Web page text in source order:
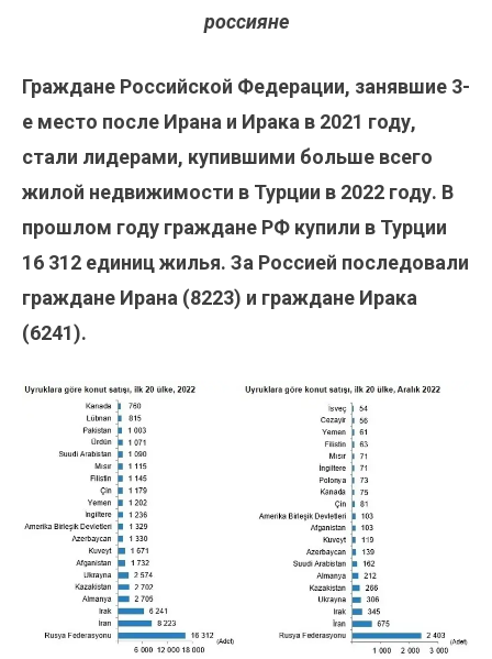
россияне
Граждане Российской Федерации, занявшие 3-
е место после Ирана и Ирака в 2021 году,
стали лидерами, купившими больше всего
жилой недвижимости в Турции в 2022 году. В
прошлом году граждане РФ купили в Турции
16 312 единиц жилья. За Россией последовали
граждане Ирана (8223) и граждане Ирака
(6241).